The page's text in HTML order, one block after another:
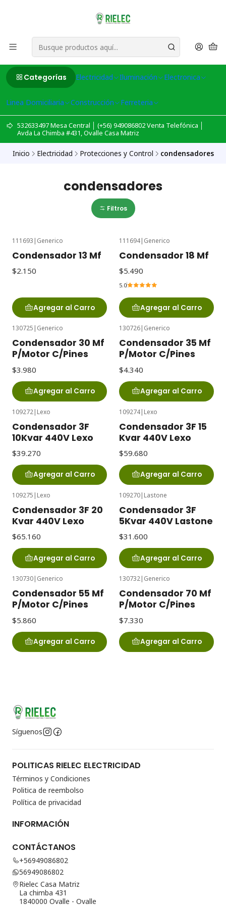
Categorías Electricidad Iluminación Electronica
Linea Domiciliaria Construcción Ferreteria
532633497 Mesa Central │ (+56) 949086802 Venta Telefónica │
Avda La Chimba #431, Ovalle Casa Matriz
Inicio Electricidad Protecciones y Control condensadores
condensadores
Filtros
111693 | Generico
Condensador 13 Mf
$2.150
Agregar al Carro
111694| Generico
Condensador 18 Mf
$5.490
5.0
Agregar al Carro
130725 | Generico
Condensador 30 Mf
P/Motor C/Pines
$3.980
Agregar al Carro
130726| Generico
Condensador 35 Mf
P/Motor C/Pines
$4.340
Agregar al Carro
109272| Lexo
Condensador 3F
10Kvar 440V Lexo
$39.270
Agregar al Carro
109274| Lexo
Condensador 3F 15
Kvar 440V Lexo
$59.680
Agregar al Carro
109275 | Lexo
Condensador 3F 20
Kvar 440V Lexo
$65.160
Agregar al Carro
109270| Lastone
Condensador 3F
5Kvar 440V Lastone
$31.600
Agregar al Carro
130730| Generico
Condensador 55 Mf
P/Motor C/Pines
$5.860
Agregar al Carro
130732| Generico
Condensador 70 Mf
P/Motor C/Pines
$7.330
Agregar al Carro
Síguenos
POLITICAS RIELEC ELECTRICIDAD
Términos y Condiciones
Politica de reembolso
Política de privacidad
INFORMACIÓN
CONTÁCTANOS
+56949086802
56949086802
Rielec Casa Matriz
La chimba 431
1840000 Ovalle - Ovalle